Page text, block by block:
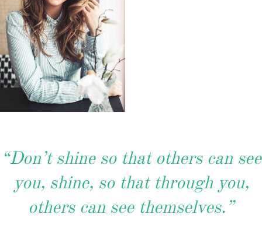
“Don’t shine so that others can see
you, shine, so that through you,
others can see themselves.”